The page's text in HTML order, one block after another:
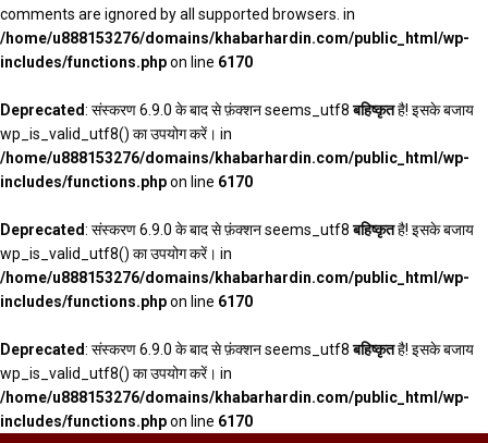
comments are ignored by all supported browsers. in
/home/u888153276/domains/khabarhardin.com/public_html/wp-
includes/functions.phpon line 6170
Deprecated: संस्करण 6.9.0 के बाद से फ़ंक्शन seems_utf8बहिष्कृतहै! इसके बजाय
wp_is_valid_utf8() का उपयोग करें। in
/home/u888153276/domains/khabarhardin.com/public_html/wp-
includes/functions.phpon line 6170
Deprecated: संस्करण 6.9.0 के बाद से फ़ंक्शन seems_utf8बहिष्कृतहै! इसके बजाय
wp_is_valid_utf8() का उपयोग करें। in
/home/u888153276/domains/khabarhardin.com/public_html/wp-
includes/functions.phpon line 6170
Deprecated: संस्करण 6.9.0 के बाद से फ़ंक्शन seems_utf8बहिष्कृतहै! इसके बजाय
wp_is_valid_utf8() का उपयोग करें। in
/home/u888153276/domains/khabarhardin.com/public_html/wp-
includes/functions.phpon line 6170